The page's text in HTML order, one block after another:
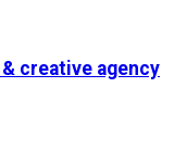
creative agency